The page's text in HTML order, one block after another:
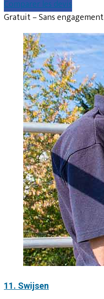
Comparer les devis
Gratuit – Sans engagement
11. Swijsen